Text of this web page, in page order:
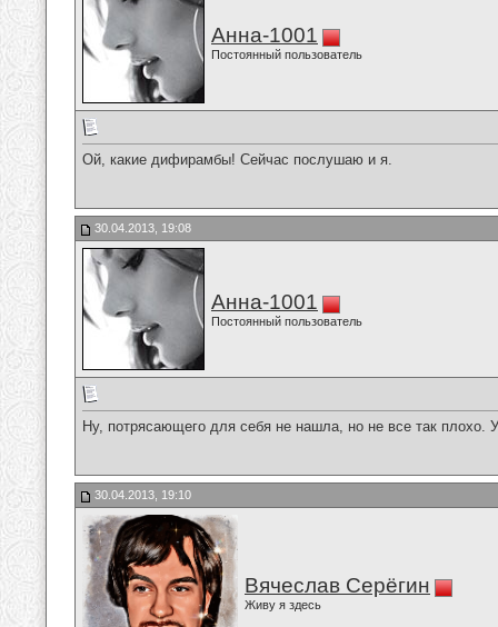
Анна-1001
Постоянный пользователь
Ой, какие дифирамбы! Сейчас послушаю и я.
30.04.2013, 19:08
Анна-1001
Постоянный пользователь
Ну, потрясающего для себя не нашла, но не все так плохо.
30.04.2013, 19:10
Вячеслав Серёгин
Живу я здесь